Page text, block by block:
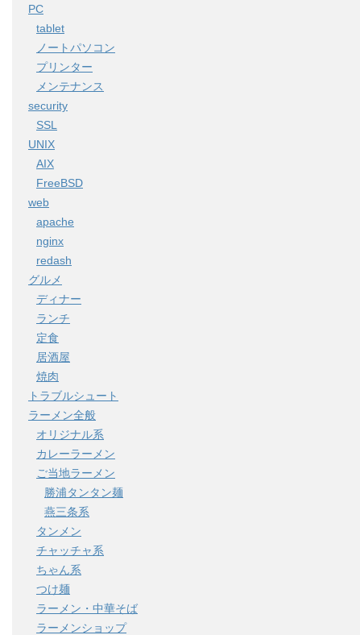
PC
tablet
ノートパソコン
プリンター
メンテナンス
security
SSL
UNIX
AIX
FreeBSD
web
apache
nginx
redash
グルメ
ディナー
ランチ
定食
居酒屋
焼肉
トラブルシュート
ラーメン全般
オリジナル系
カレーラーメン
ご当地ラーメン
勝浦タンタン麺
燕三条系
タンメン
チャッチャ系
ちゃん系
つけ麺
ラーメン・中華そば
ラーメンショップ